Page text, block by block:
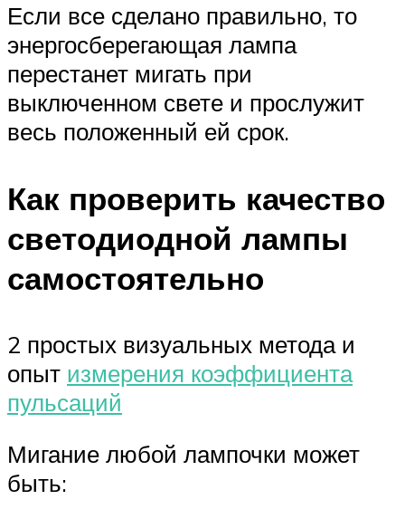
Если все сделано правильно, то
энергосберегающая лампа
перестанет мигать при
выключенном свете и прослужит
весь положенный ей срок.
Как проверить качество
светодиодной лампы
самостоятельно
2 простых визуальных метода и
опыт измерения коэффициента
пульсаций
Мигание любой лампочки может
быть: